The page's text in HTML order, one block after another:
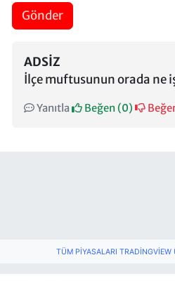
Gönder
ADSIZ
İlçe muftusunun orada ne
Yanıtla Beğen (0)
TÜM PIYASALARI TRADINGVIEW